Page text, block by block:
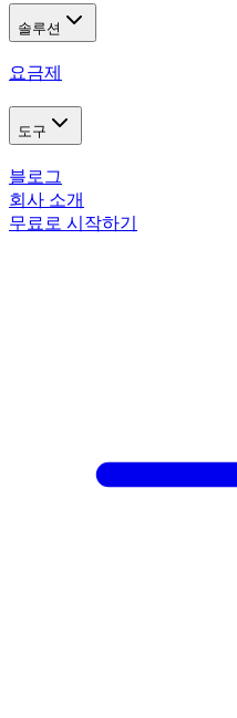
솔루션
요금제
도구
블로그
회사 소개
무료로 시작하기